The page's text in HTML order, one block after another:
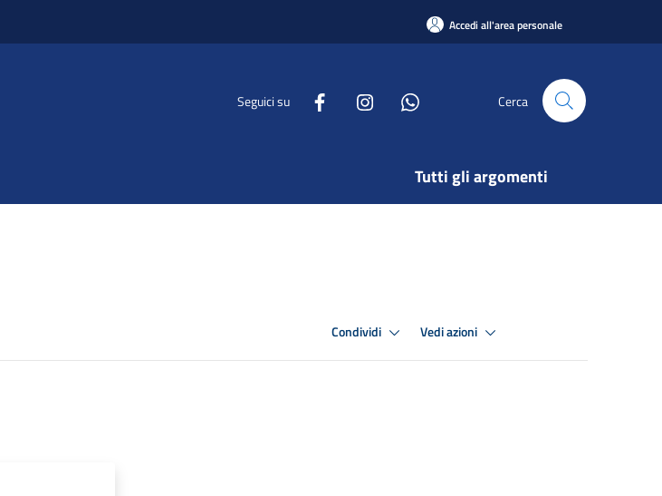
Accedi all'area personale
Seguici su Cerca
Tutti gli argomenti
Condividi Vedi azioni